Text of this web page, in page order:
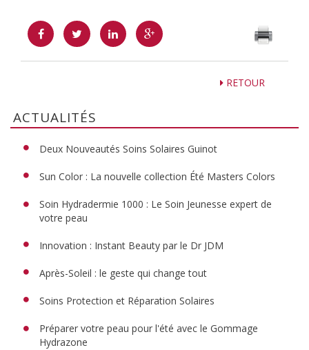
RETOUR
ACTUALITÉS
Deux Nouveautés Soins Solaires Guinot
Sun Color : La nouvelle collection Été Masters Colors
Soin Hydradermie 1000 : Le Soin Jeunesse expert de
votre peau
Innovation : Instant Beauty par le Dr JDM
Après-Soleil : le geste qui change tout
Soins Protection et Réparation Solaires
Préparer votre peau pour l'été avec le Gommage
Hydrazone